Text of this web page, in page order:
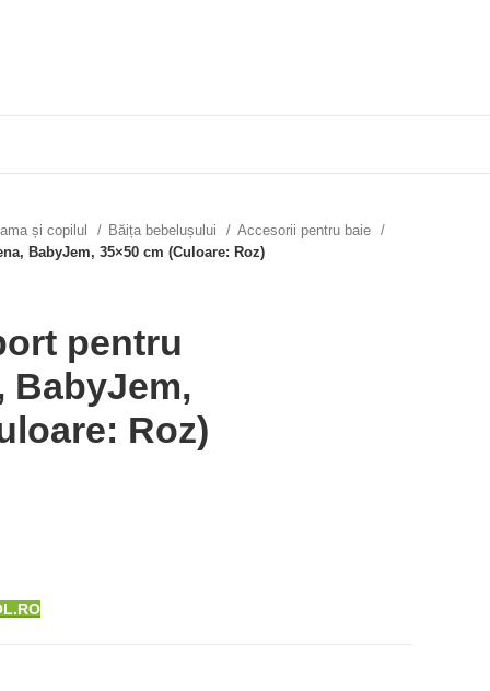
și copilul Băița bebelușului
Accesorii pentru baie
BabyJem, 35×50 cm (Culoare: Roz)
pentru
BabyJem,
Roz)